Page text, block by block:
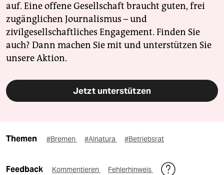
auf. Eine offene Gesellschaft braucht guten, frei
zugänglichen Journalismus – und
zivilgesellschaftliches Engagement. Finden Sie
auch? Dann machen Sie mit und unterstützen Sie
unsere Aktion.
Jetzt unterstützen
Themen #Bremen #Alnatura #Betriebsrat
Feedback Kommentieren Fehlerhinweis